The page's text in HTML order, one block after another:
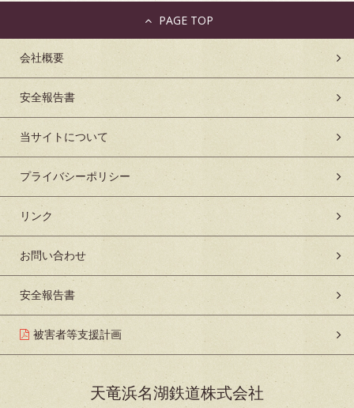
会社概要
安全報告書
当サイトについて
プライバシーポリシー
リンク
お問い合わせ
安全報告書
被害者等支援計画
天竜浜名湖鉄道株式会社
PAGE TOP